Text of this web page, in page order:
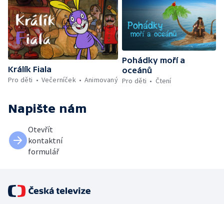
Králík Fiala
Pro děti
Večerníček Animovaný
Pohádky moří a
oceánů
Pro děti
Čtení
Napište nám
Otevřít
kontaktní
formulář